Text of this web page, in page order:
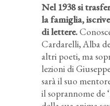
Nel 1938 si
la famiglia,
di lettere.
Cardarelli, Alba
altri poeti, ma
lezioni di
sarà il suo
il soprannome de